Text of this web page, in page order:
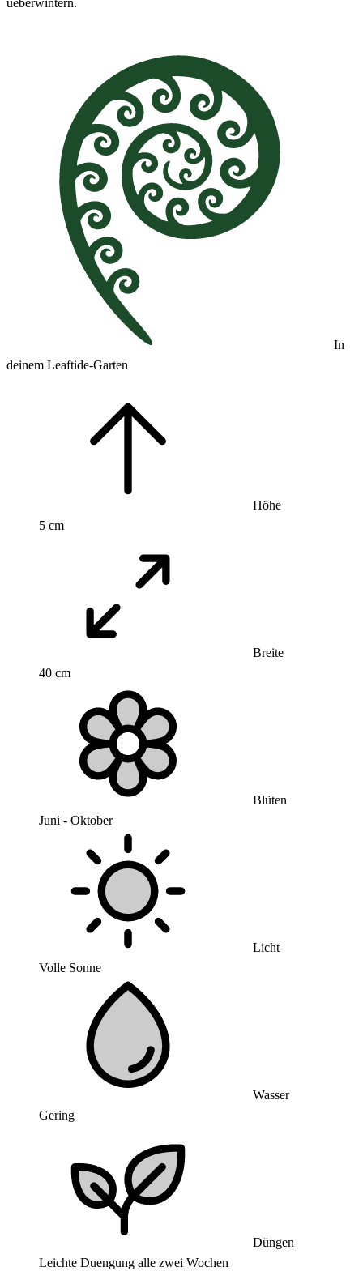
In
deinem Leaftide-Garten
Höhe
5 cm
Breite
40 cm
Blüten
Juni - Oktober
Licht
Volle Sonne
Wasser
Gering
Düngen
Leichte Duengung alle zwei Wochen